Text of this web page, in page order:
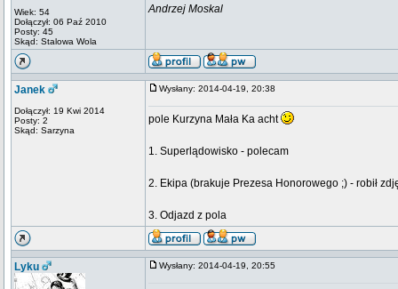
Wiek: 54
Dołączył: 06 Paź 2010
Posty: 45
Skąd: Stalowa Wola
Andrzej Moskal
Janek
Dołączył: 19 Kwi 2014
Posty: 2
Skąd: Sarzyna
Wysłany: 2014-04-19, 20:38
pole Kurzyna Mała Ka acht
1. Superlądowisko - polecam
2. Ekipa (brakuje Prezesa Honorowego ;) - robił
3. Odjazd z pola
Lyku Wysłany: 2014-04-19, 20:55